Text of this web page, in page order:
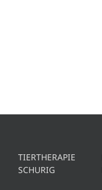
TIERTHERAPIE
SCHURIG